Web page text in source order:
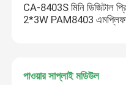
CA-8403S মিনি ডিজিটাল
2*3W PAM8403
পাওয়ার সাপ্লাই মডিউল